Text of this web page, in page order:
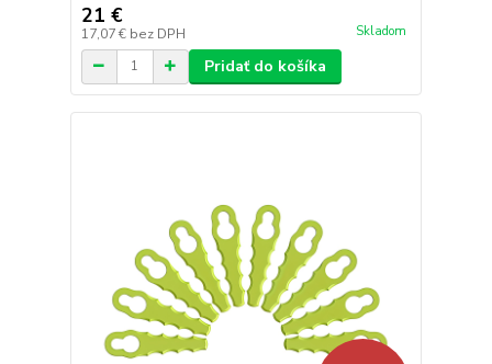
21 €
17,07 € bez DPH Skladom
Pridať do košíka